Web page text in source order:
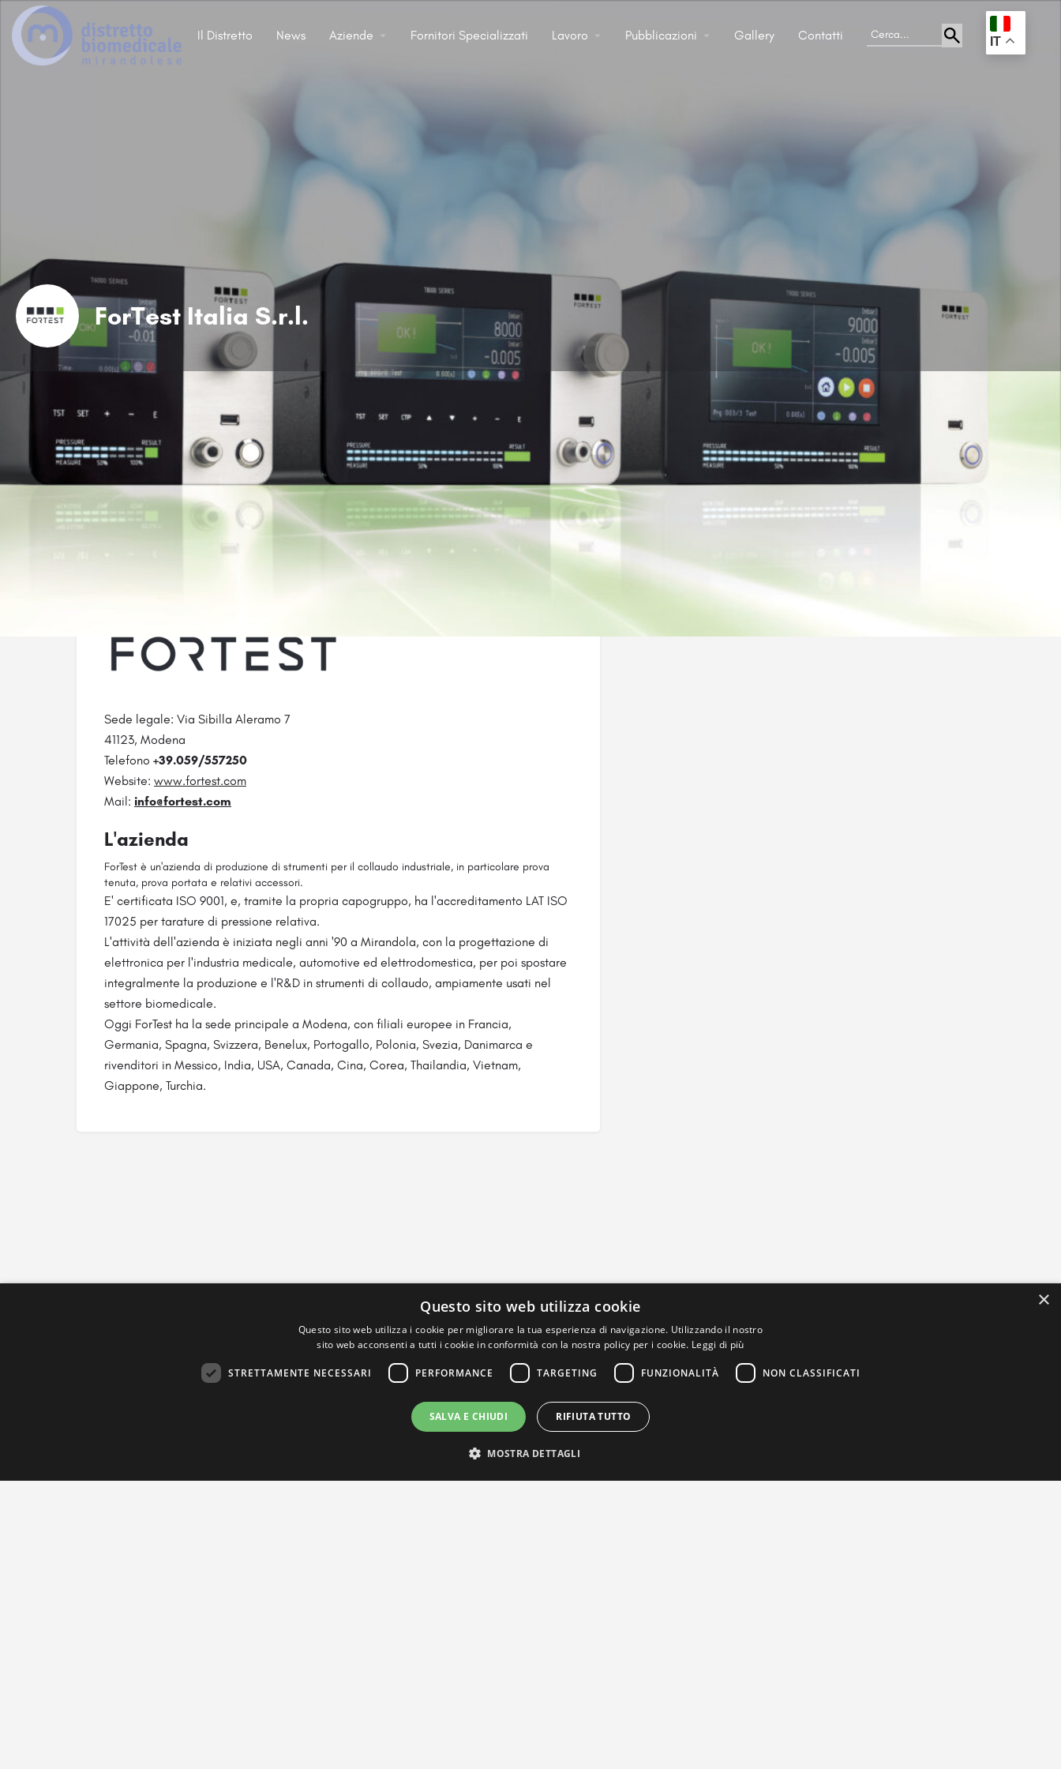
Il Distretto News Aziende Fornitori Specializzati Lavoro Pubblicazioni Gallery Contatti . IT
ForTest Italia S.r.l.
Sito Web
Descrizione Azienda
Sede legale: Via Sibilla Aleramo 7
41123, Modena
Telefono +39.059/557250
Website: www.fortest.com
Mail: info@fortest.com
L'azienda
ForTest è un'azienda di produzione di strumenti per il collaudo industriale, in particolare prova
tenuta, prova portata e relativi accessori.
E' certificata ISO 9001, e, tramite la propria capogruppo, ha l'accreditamento LAT ISO
17025 per tarature di pressione relativa.
L'attività dell'azienda è iniziata negli anni '90 a Mirandola, con la progettazione di
elettronica per l'industria medicale, automotive ed elettrodomestica, per poi spostare
integralmente la produzione e l'R&D in strumenti di collaudo, ampiamente usati nel
settore biomedicale.
Oggi ForTest ha la sede principale a Modena, con filiali europee in Francia,
Germania, Spagna, Svizzera, Benelux, Portogallo, Polonia, Svezia, Danimarca e
rivenditori in Messico, India, USA, Canada, Cina, Corea, Thailandia, Vietnam,
Giappone, Turchia.
Fornitori specializzati
×
Questo sito web utilizza cookie
Questo sito web utilizza i cookie per migliorare la tua esperienza di navigazione. Utilizzando il nostro
sito web acconsenti a tutti i cookie in conformità con la nostra policy per i cookie. Leggi di più
STRETTAMENTE NECESSARI PERFORMANCE TARGETING FUNZIONALITÀ NON CLASSIFICATI
SALVA E CHIUDI RIFIUTA TUTTO
MOSTRA DETTAGLI